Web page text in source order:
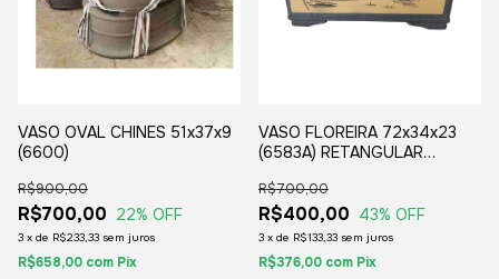
VASO OVAL CHINES 51x37x9
(6600)
R$700,00
R$900,00
22% OFF
3 x de R$233,33 sem juros
R$658,00 com Pix
VASO FLOREIRA 72x34x23
(6583A) RETANGULAR
R$400,00
R$700,00
43% OFF
3 x de R$133,33 sem juros
R$376,00 com Pix